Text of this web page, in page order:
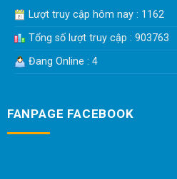
Lượt truy cập hôm nay : 1162
Tổng số lượt truy cập : 903763
Đang Online : 4
FANPAGE FACEBOOK